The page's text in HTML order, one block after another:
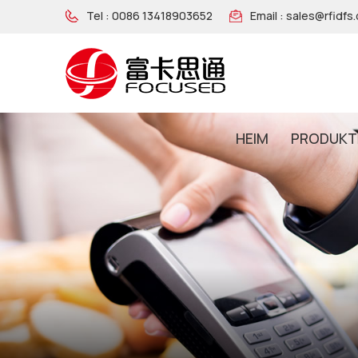
Tel : 0086 13418903652 Email :
HEIM